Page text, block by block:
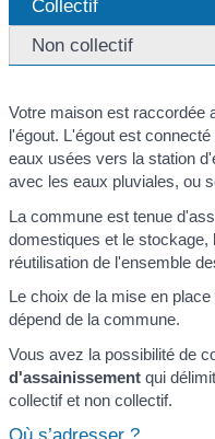
Collectif
Non collectif
Votre maison est raccordée
l'égout. L'égout est
eaux usées vers la station
avec les eaux pluviales, ou
La commune est tenue
domestiques et le stockage,
réutilisation de l'ensemble
Le choix de la mise en
dépend de la commune.
Vous avez la possibilité de
d'assainissement qui
collectif et non collectif.